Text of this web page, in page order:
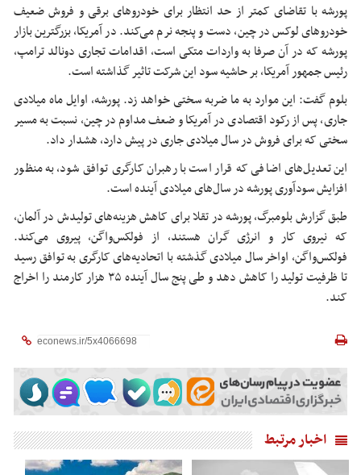
پورشه با تقاضای کمتر از حد انتظار برای خودروهای برقی و فروش ضعیف
خودروهای لوکس در چین، دست و پنجه نرم می‌کند. در آمریکا، بزرگترین بازار
پورشه که در آن صرفا به واردات متکی است، اقدامات تجاری دونالد ترامپ،
رئیس جمهور آمریکا، بر حاشیه سود این شرکت تاثیر گذاشته است.
بلوم گفت: این موارد به ما ضربه سختی خواهد زد. پورشه، اوایل ماه میلادی
جاری، پس از رکود اقتصادی در آمریکا و ضعف مداوم در چین، نسبت به مسیر
سختی که برای فروش در سال میلادی جاری در پیش دارد، هشدار داد.
این تعدیل‌های اضافی که قرار است با رهبران کارگری توافق شود، به منظور
افزایش سودآوری پورشه در سال‌های میلادی آینده است.
طبق گزارش بلومبرگ، پورشه در تقلا برای کاهش هزینه‌های تولیدش در آلمان،
که نیروی کار و انرژی گران هستند، از فولکس‌واگن، پیروی می‌کند.
فولکس‌واگن، اواخر سال میلادی گذشته با اتحادیه‌های کارگری به توافق رسید
تا ظرفیت تولید را کاهش دهد و طی پنج سال آینده ۳۵ هزار کارمند را اخراج
کند.
اخبار مرتبط